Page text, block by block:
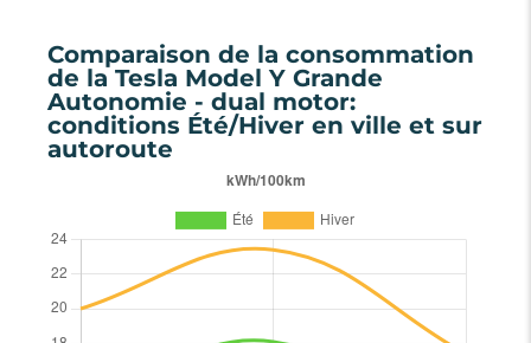
Comparaison de la consommation
de la Tesla Model Y Grande
Autonomie - dual motor:
conditions Été/Hiver en ville et sur
autoroute